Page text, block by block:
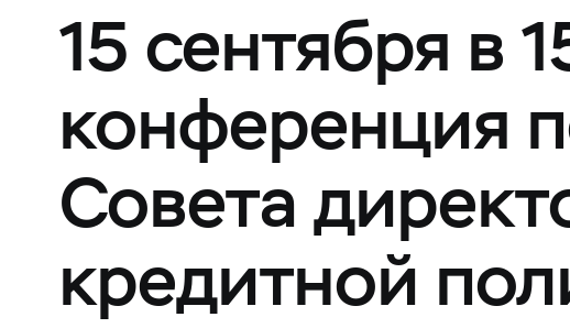
15 сентября в
конференция
Совета
кредитной